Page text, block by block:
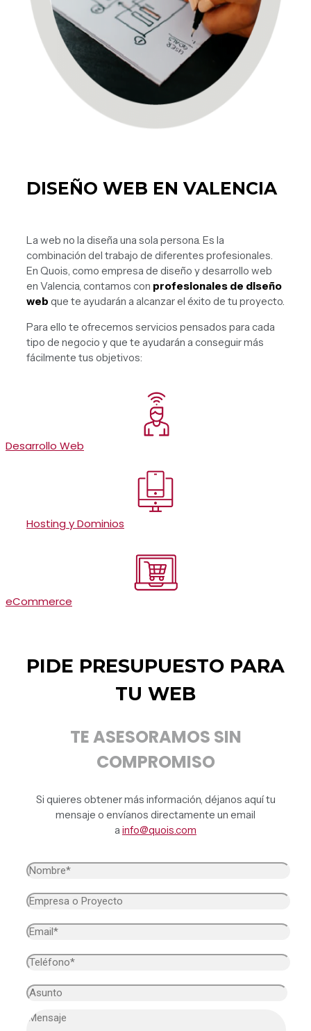
DISEÑO WEB EN VALENCIA
La web no la diseña una sola persona. Es la
combinación del trabajo de diferentes profesionales.
En Quois, como empresa de diseño y desarrollo web
en Valencia, contamos con profesionales de diseño
web que te ayudarán a alcanzar el éxito de tu proyecto.
Para ello te ofrecemos servicios pensados para cada
tipo de negocio y que te ayudarán a conseguir más
fácilmente tus objetivos:
Desarrollo Web
Hosting y Dominios
eCommerce
PIDE PRESUPUESTO PARA
TU WEB
TE ASESORAMOS SIN
COMPROMISO
Si quieres obtener más información, déjanos aquí tu
mensaje o envíanos directamente un email
a info@quois.com